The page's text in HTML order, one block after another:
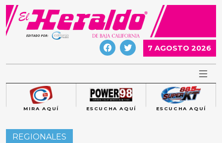
Skip
content
7 AGOSTO 2026
MIRA AQUÍ ESCUCHA AQUÍ ESCUCHA AQUÍ
REGIONALES